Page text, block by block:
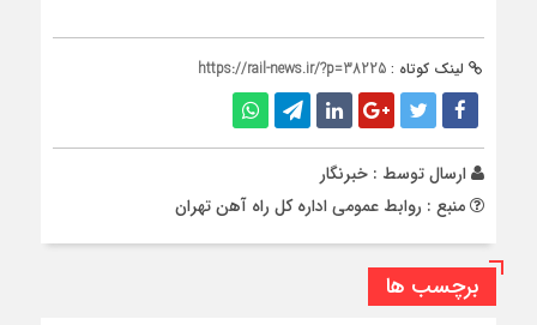
لینک کوتاه : https://rail-news.ir/?p=38225
ارسال توسط : خبرنگار
منبع : روابط عمومی اداره کل راه آهن تهران
برچسب ها